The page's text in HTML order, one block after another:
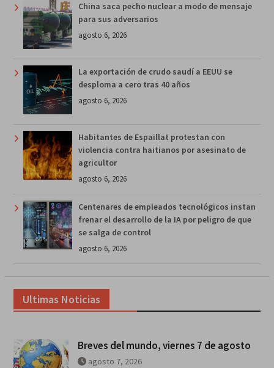
China saca pecho nuclear a modo de mensaje
para sus adversarios
agosto 6, 2026
La exportación de crudo saudí a EEUU se
desploma a cero tras 40 años
agosto 6, 2026
Habitantes de Espaillat protestan con
violencia contra haitianos por asesinato de
agricultor
agosto 6, 2026
Centenares de empleados tecnológicos instan
frenar el desarrollo de la IA por peligro de que
se salga de control
agosto 6, 2026
Ultimas Noticias
Breves del mundo, viernes 7 de agosto
agosto 7, 2026